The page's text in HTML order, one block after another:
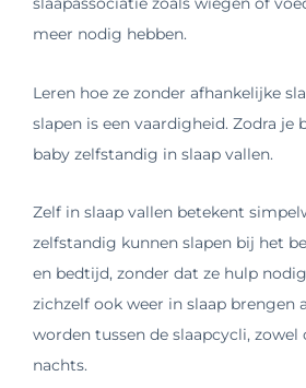
meer nodig hebben.
Leren hoe ze zonder afhankelijke
slapen is een vaardigheid. Zodra je
baby zelfstandig in slaap vallen.
Zelf in slaap vallen betekent
zelfstandig kunnen slapen bij het
en bedtijd, zonder dat ze hulp
zichzelf ook weer in slaap brengen
worden tussen de slaapcycli, zowel
nachts.